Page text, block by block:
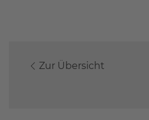
Zur Übersicht